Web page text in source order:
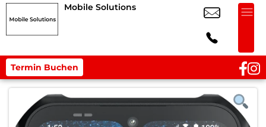
Mobile Solutions
Termin Buchen